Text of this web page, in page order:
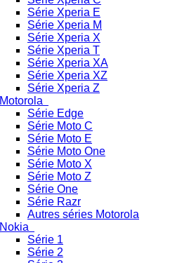
Série Xperia E
Série Xperia M
Série Xperia X
Série Xperia T
Série Xperia XA
Série Xperia XZ
Série Xperia Z
Motorola
Série Edge
Série Moto C
Série Moto E
Série Moto One
Série Moto X
Série Moto Z
Série One
Série Razr
Autres séries Motorola
Nokia
Série 1
Série 2